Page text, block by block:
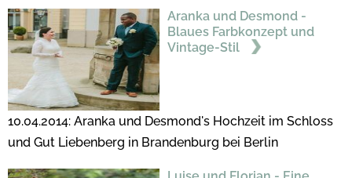
Aranka und Desmond -
Blaues Farbkonzept und
Vintage-Stil
10.04.2014: Aranka und Desmond's Hochzeit im Schloss
und Gut Liebenberg in Brandenburg bei Berlin